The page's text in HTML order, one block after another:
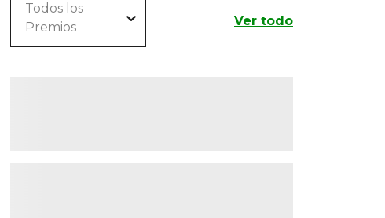
Todos los
Premios
Ver todo